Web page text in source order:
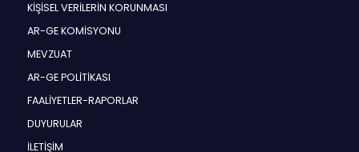
KİŞİSEL VERİLERİN KORUNMASI
AR-GE KOMİSYONU
MEVZUAT
AR-GE POLİTİKASI
FAALİYETLER-RAPORLAR
DUYURULAR
İLETİŞİM